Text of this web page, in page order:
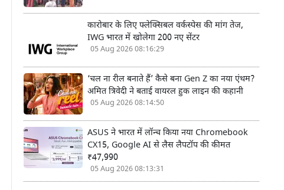
कारोबार के लिए फ्लेक्सिबल वर्कस्पेस की मांग तेज,
IWG भारत में खोलेगा 200 नए सेंटर
05 Aug 2026 08:16:29
‘चल ना रील बनाते हैं’ कैसे बना Gen Z का नया एंथम?
अमित त्रिवेदी ने बताई वायरल हुक लाइन की कहानी
05 Aug 2026 08:14:50
ASUS ने भारत में लॉन्च किया नया Chromebook
CX15, Google AI से लैस लैपटॉप की कीमत
₹47,990
05 Aug 2026 08:13:31